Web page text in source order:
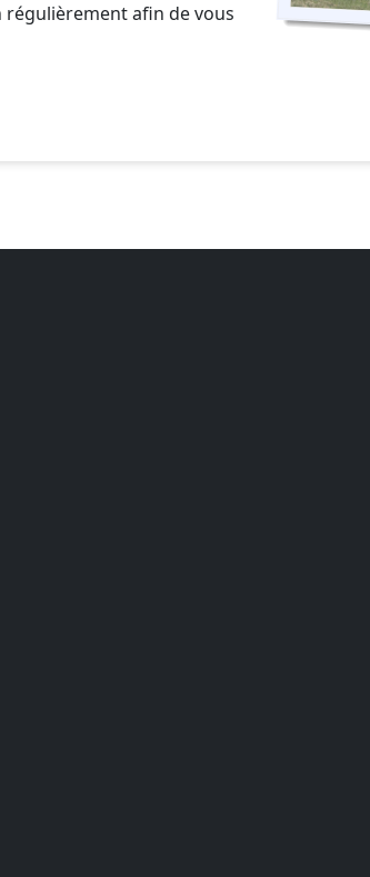
régulièrement afin de vous